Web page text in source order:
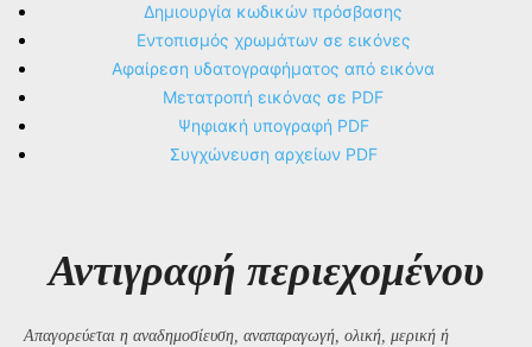
Δημιουργία κωδικών πρόσβασης
Εντοπισμός χρωμάτων σε εικόνες
Αφαίρεση υδατογραφήματος από εικόνα
Μετατροπή εικόνας σε PDF
Ψηφιακή υπογραφή PDF
Συγχώνευση αρχείων PDF
Αντιγραφή περιεχομένου
Απαγορεύεται η αναδημοσίευση, αναπαραγωγή, ολική, μερική ή